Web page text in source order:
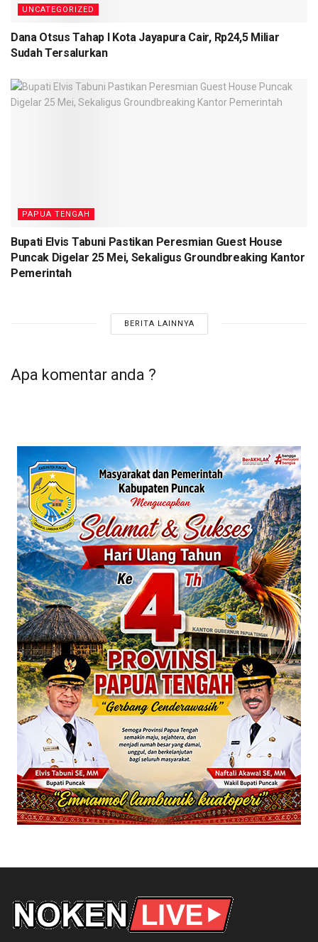
UNCATEGORIZED
Dana Otsus Tahap I Kota Jayapura Cair, Rp24,5 Miliar
Sudah Tersalurkan
PAPUA TENGAH
Bupati Elvis Tabuni Pastikan Peresmian Guest House
Puncak Digelar 25 Mei, Sekaligus Groundbreaking Kantor
Pemerintah
BERITA LAINNYA
Apa komentar anda ?